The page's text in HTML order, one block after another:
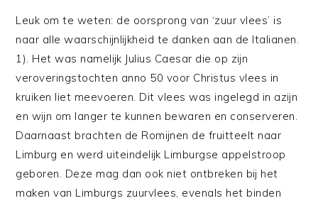
Leuk om te weten: de oorsprong van ‘zuur vlees’ is
naar alle waarschijnlijkheid te danken aan de Italianen.
1). Het was namelijk Julius Caesar die op zijn
veroveringstochten anno 50 voor Christus vlees in
kruiken liet meevoeren. Dit vlees was ingelegd in azijn
en wijn om langer te kunnen bewaren en conserveren.
Daarnaast brachten de Romijnen de fruitteelt naar
Limburg en werd uiteindelijk Limburgse appelstroop
geboren. Deze mag dan ook niet ontbreken bij het
maken van Limburgs zuurvlees, evenals het binden